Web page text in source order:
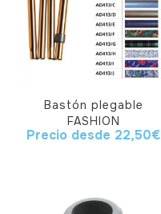
Bastón plegable
FASHION
Precio desde 22,50€